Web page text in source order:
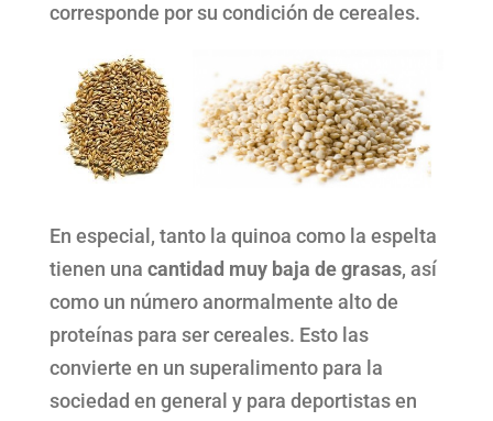
corresponde por su condición de cereales.
En especial, tanto la quinoa como la espelta
tienen una cantidad muy baja de grasas, así
como un número anormalmente alto de
proteínas para ser cereales. Esto las
convierte en un superalimento para la
sociedad en general y para deportistas en